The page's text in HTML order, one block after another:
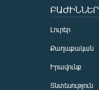
ԲԱԺԻՆՆԵՐ
Լուրեր
Քաղաքական
Իրավունք
Տնտեսություն